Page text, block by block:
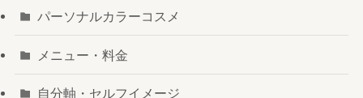
パーソナルカラーコスメ
メニュー・料金
自分軸・セルフイメージ